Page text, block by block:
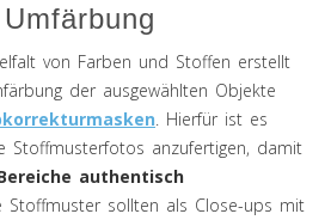
von Farben und Stoffen erstellt
der ausgewählten Objekte
. Hierfür ist es
Stoffmusterfotos anzufertigen, damit
authentisch
Stoffmuster sollten als Close-ups mit